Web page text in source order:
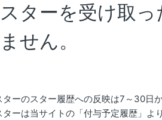
ターを受け取
せん。
ーのスター履歴への反映は7～30日
ーは当サイトの「付与予定履歴」よ